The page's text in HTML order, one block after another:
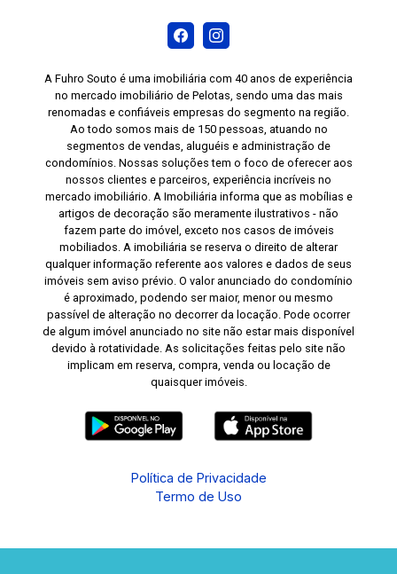
A Fuhro Souto é uma imobiliária com 40 anos de experiência
no mercado imobiliário de Pelotas, sendo uma das mais
renomadas e confiáveis empresas do segmento na região.
Ao todo somos mais de 150 pessoas, atuando no
segmentos de vendas, aluguéis e administração de
condomínios. Nossas soluções tem o foco de oferecer aos
nossos clientes e parceiros, experiência incríveis no
mercado imobiliário. A Imobiliária informa que as mobílias e
artigos de decoração são meramente ilustrativos - não
fazem parte do imóvel, exceto nos casos de imóveis
mobiliados. A imobiliária se reserva o direito de alterar
qualquer informação referente aos valores e dados de seus
imóveis sem aviso prévio. O valor anunciado do condomínio
é aproximado, podendo ser maior, menor ou mesmo
passível de alteração no decorrer da locação. Pode ocorrer
de algum imóvel anunciado no site não estar mais disponível
devido à rotatividade. As solicitações feitas pelo site não
implicam em reserva, compra, venda ou locação de
quaisquer imóveis.
Política de Privacidade
Termo de Uso